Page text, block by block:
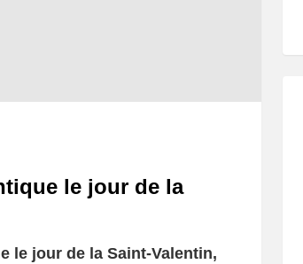
le jour de la
le jour de la Saint-Valentin,